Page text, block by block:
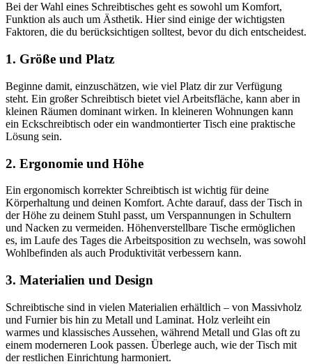
Bei der Wahl eines Schreibtisches geht es sowohl um Komfort,
Funktion als auch um Ästhetik. Hier sind einige der wichtigsten
Faktoren, die du berücksichtigen solltest, bevor du dich entscheidest.
1. Größe und Platz
Beginne damit, einzuschätzen, wie viel Platz dir zur Verfügung
steht. Ein großer Schreibtisch bietet viel Arbeitsfläche, kann aber in
kleinen Räumen dominant wirken. In kleineren Wohnungen kann
ein Eckschreibtisch oder ein wandmontierter Tisch eine praktische
Lösung sein.
2. Ergonomie und Höhe
Ein ergonomisch korrekter Schreibtisch ist wichtig für deine
Körperhaltung und deinen Komfort. Achte darauf, dass der Tisch in
der Höhe zu deinem Stuhl passt, um Verspannungen in Schultern
und Nacken zu vermeiden. Höhenverstellbare Tische ermöglichen
es, im Laufe des Tages die Arbeitsposition zu wechseln, was sowohl
Wohlbefinden als auch Produktivität verbessern kann.
3. Materialien und Design
Schreibtische sind in vielen Materialien erhältlich – von Massivholz
und Furnier bis hin zu Metall und Laminat. Holz verleiht ein
warmes und klassisches Aussehen, während Metall und Glas oft zu
einem moderneren Look passen. Überlege auch, wie der Tisch mit
der restlichen Einrichtung harmoniert.